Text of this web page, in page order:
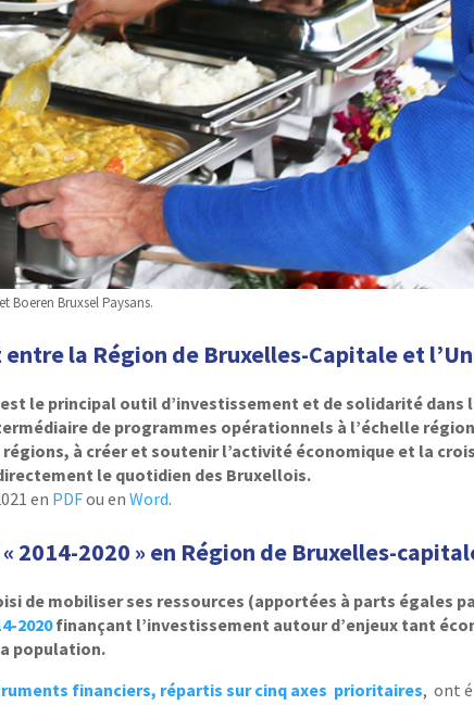
Boeren Bruxsel Paysans.
la Région de Bruxelles-Capitale et
le principal outil d’investissement et de solidarité dans
de programmes opérationnels à l’échelle
à créer et soutenir l’activité économique et la
le quotidien des Bruxellois.
en PDFou enWord.
2014-2020 » en Région de Bruxelles-
de mobiliser ses ressources (apportées à parts égales
2020finançant l’investissement autour d’enjeux tant
population.
financiers, répartis sur cinq axes prioritaires, ont